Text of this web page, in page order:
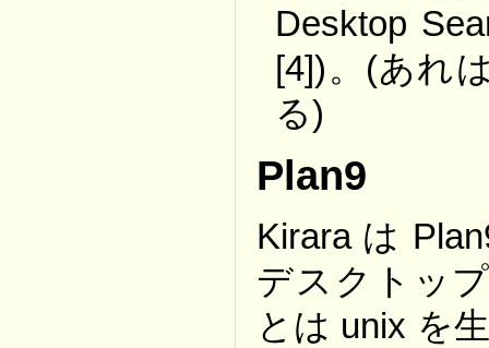
Desktop
[4])。(あれ
る)
Plan9
Kirara は
デスクトッ
とは unix を